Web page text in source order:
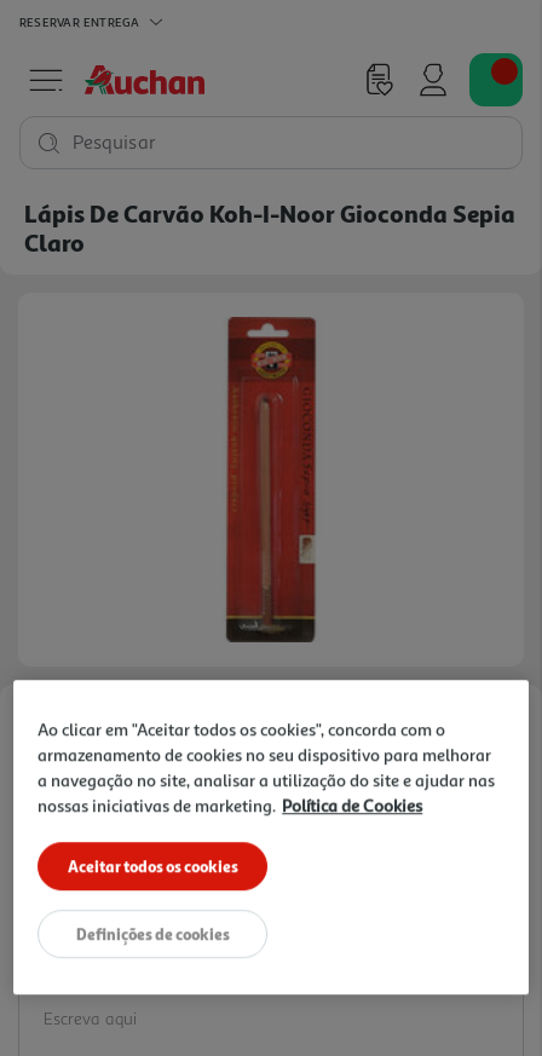
RESERVAR ENTREGA
Pesquisar
Lápis De Carvão Koh-I-Noor Gioconda Sepia
Claro
Faça a sua avaliação
Ref. / EAN:8593539060826
1.89 €/un
1,89 €
Ao clicar em "Aceitar todos os cookies", concorda com o
armazenamento de cookies no seu dispositivo para melhorar
a navegação no site, analisar a utilização do site e ajudar nas
nossas iniciativas de marketing. Política de Cookies
Aceitar todos os cookies
Definições de cookies